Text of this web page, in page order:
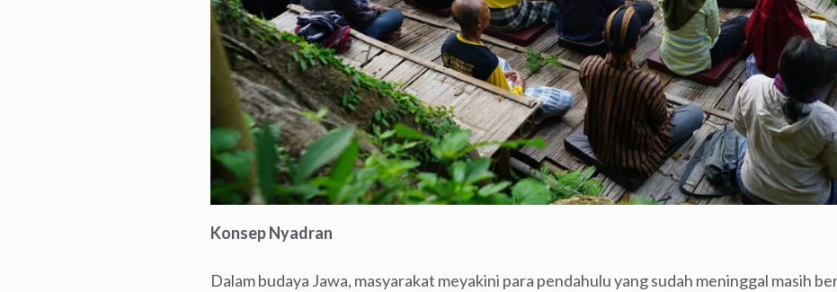
Konsep Nyadran
Dalam budaya Jawa, masyarakat meyakini para pendahulu yang sudah meninggal masih